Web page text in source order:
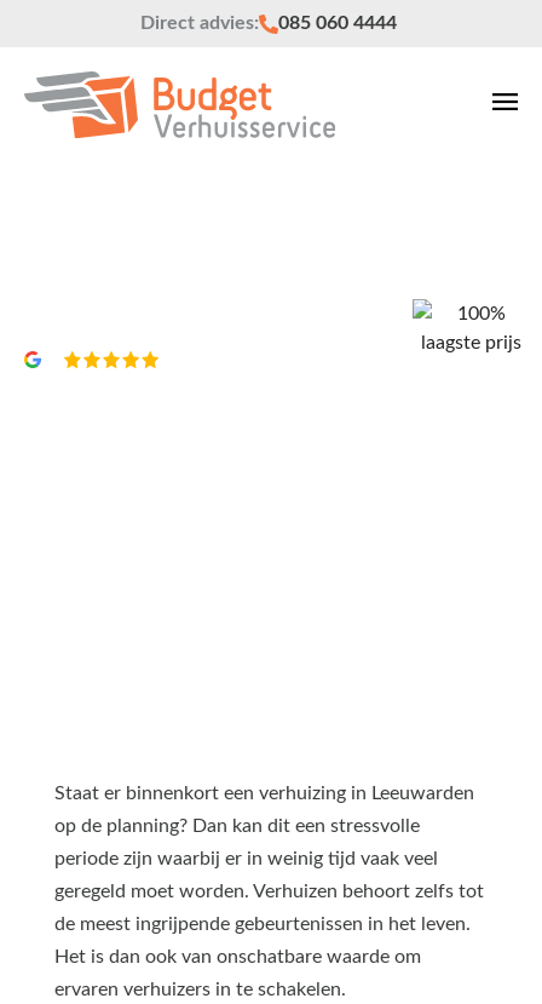
Direct advies: 085 060 4444
Staat er binnenkort een verhuizing in Leeuwarden
op de planning? Dan kan dit een stressvolle
periode zijn waarbij er in weinig tijd vaak veel
geregeld moet worden. Verhuizen behoort zelfs tot
de meest ingrijpende gebeurtenissen in het leven.
Het is dan ook van onschatbare waarde om
ervaren verhuizers in te schakelen.